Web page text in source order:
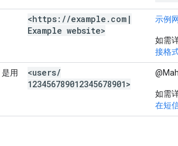
<https: //example . com |
Example website>
示例
如需
接格
是用
<users/
123456789012345678901>
如需
在短